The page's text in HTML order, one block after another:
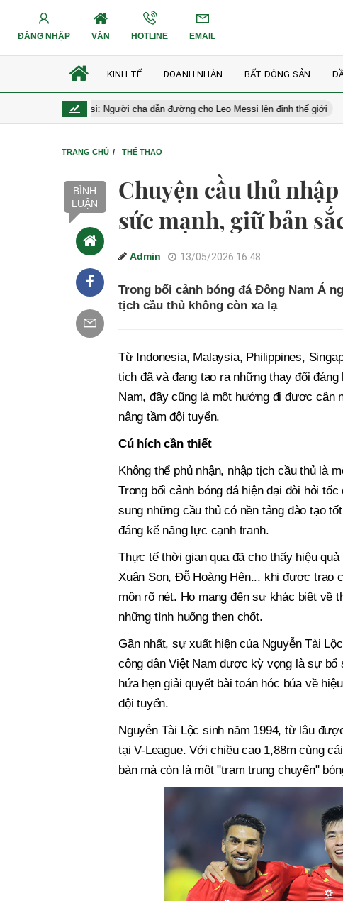
ĐĂNG NHẬP VĂN HOTLINE EMAIL
KINH TẾ DOANH NHÂN BẤT ĐỘNG SẢN
Jorge Messi: Người cha dẫn đường cho Leo Messi lên đỉnh thế giới
TRANG CHỦ THỂ THAO
BÌNH
LUẬN
Chuyện cầu thủ
sức mạnh, giữ bản
Admin 13/05/2026 16:48
Trong bối cảnh bóng đá Đông Nam Á
tịch cầu thủ không còn xa lạ
Từ Indonesia, Malaysia, Philippines,
tịch đã và đang tạo ra những thay đổi
Nam, đây cũng là một hướng đi được cân
nâng tầm đội tuyển.
Cú hích cần thiết
Không thể phủ nhận, nhập tịch cầu thủ là
Trong bối cảnh bóng đá hiện đại đòi hỏi
sung những cầu thủ có nền tảng đào tạo
đáng kể năng lực cạnh tranh.
Thực tế thời gian qua đã cho thấy hiệu
Xuân Son, Đỗ Hoàng Hên... khi được trao
môn rõ nét. Họ mang đến sự khác biệt về
những tình huống then chốt.
Gần nhất, sự xuất hiện của Nguyễn Tài
công dân Việt Nam được kỳ vọng là sự
hứa hẹn giải quyết bài toán hóc búa về
đội tuyển.
Nguyễn Tài Lộc sinh năm 1994, từ lâu
tại V-League. Với chiều cao 1,88m cùng
bàn mà còn là một "trạm trung chuyển"